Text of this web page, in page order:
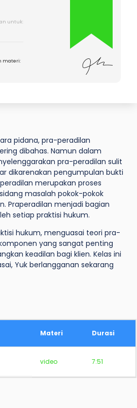
untuk:
materi:
pidana, pra-peradilan
dibahas. Namun dalam
pra-peradilan sulit
dikarenakan pengumpulan bukti
merupakan proses
masalah pokok-pokok
Praperadilan menjadi bagian
setiap praktisi hukum.
hukum, menguasai teori pra-
yang sangat penting
keadilan bagi klien. Kelas ini
Yuk berlangganan sekarang
Materi Durasi
video 7:51